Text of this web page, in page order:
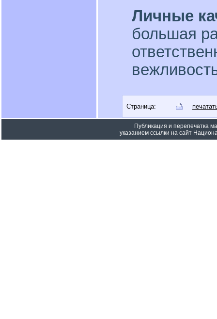
Личные
большая
Страница:
Публикация и перепечатка
указанием ссылки на сайт